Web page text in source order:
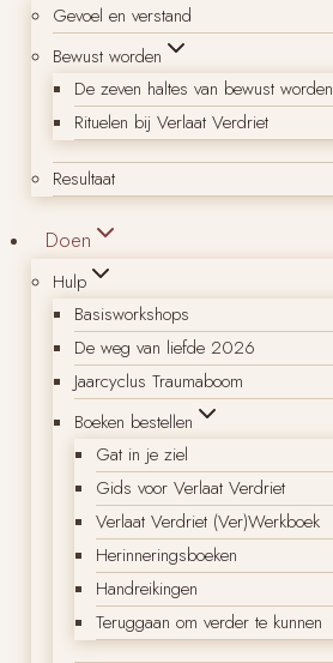
Gevoel en verstand
Bewust worden
De zeven haltes van bewust worden
Rituelen bij Verlaat Verdriet
Resultaat
Doen
Hulp
Basisworkshops
De weg van liefde 2026
Jaarcyclus Traumaboom
Boeken bestellen
Gat in je ziel
Gids voor Verlaat Verdriet
Verlaat Verdriet (Ver)Werkboek
Herinneringsboeken
Handreikingen
Teruggaan om verder te kunnen